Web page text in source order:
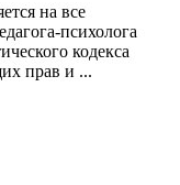
на все
психолога
кодекса
прав и ...